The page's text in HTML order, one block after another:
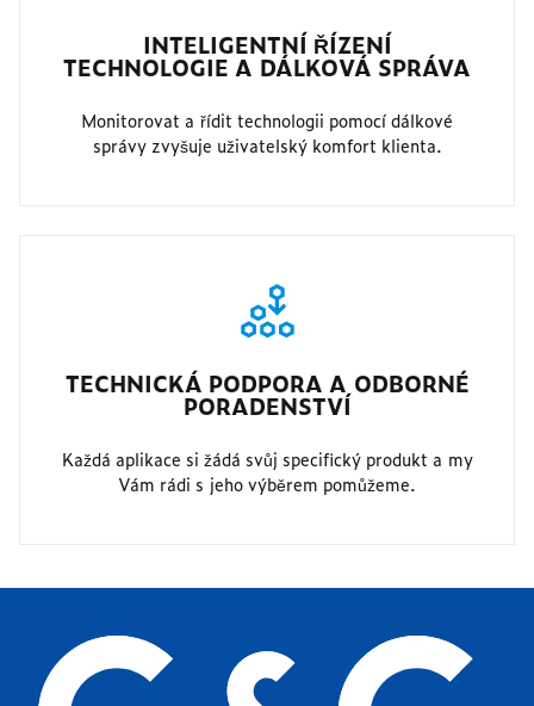
INTELIGENTNÍ ŘÍZENÍ
TECHNOLOGIE A DÁLKOVÁ SPRÁVA
Monitorovat a řídit technologii pomocí dálkové
správy zvyšuje uživatelský komfort klienta.
TECHNICKÁ PODPORA A ODBORNÉ
PORADENSTVÍ
Každá aplikace si žádá svůj specifický produkt a my
Vám rádi s jeho výběrem pomůžeme.